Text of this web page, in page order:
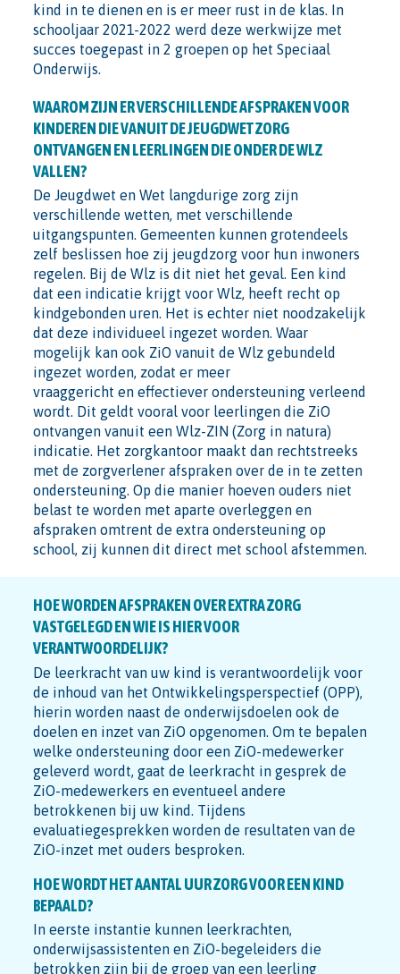
kind in te dienen en is er meer rust in de klas. In
schooljaar 2021-2022 werd deze werkwijze met
succes toegepast in 2 groepen op het Speciaal
Onderwijs.
WAAROM ZIJN ER VERSCHILLENDE AFSPRAKEN VOOR
KINDEREN DIE VANUIT DE JEUGDWET ZORG
ONTVANGEN EN LEERLINGEN DIE ONDER DE WLZ
VALLEN?
De Jeugdwet en Wet langdurige zorg zijn
verschillende wetten, met verschillende
uitgangspunten. Gemeenten kunnen grotendeels
zelf beslissen hoe zij jeugdzorg voor hun inwoners
regelen. Bij de Wlz is dit niet het geval. Een kind
dat een indicatie krijgt voor Wlz, heeft recht op
kindgebonden uren. Het is echter niet noodzakelijk
dat deze individueel ingezet worden. Waar
mogelijk kan ook ZiO vanuit de Wlz gebundeld
ingezet worden, zodat er meer
vraaggericht en effectiever ondersteuning verleend
wordt. Dit geldt vooral voor leerlingen die ZiO
ontvangen vanuit een Wlz-ZIN (Zorg in natura)
indicatie. Het zorgkantoor maakt dan rechtstreeks
met de zorgverlener afspraken over de in te zetten
ondersteuning. Op die manier hoeven ouders niet
belast te worden met aparte overleggen en
afspraken omtrent de extra ondersteuning op
school, zij kunnen dit direct met school afstemmen.
HOE WORDEN AFSPRAKEN OVER EXTRA ZORG
VASTGELEGD EN WIE IS HIER VOOR
VERANTWOORDELIJK?
De leerkracht van uw kind is verantwoordelijk voor
de inhoud van het Ontwikkelingsperspectief (OPP),
hierin worden naast de onderwijsdoelen ook de
doelen en inzet van ZiO opgenomen. Om te bepalen
welke ondersteuning door een ZiO-medewerker
geleverd wordt, gaat de leerkracht in gesprek de
ZiO-medewerkers en eventueel andere
betrokkenen bij uw kind. Tijdens
evaluatiegesprekken worden de resultaten van de
ZiO-inzet met ouders besproken.
HOE WORDT HET AANTAL UUR ZORG VOOR EEN KIND
BEPAALD?
In eerste instantie kunnen leerkrachten,
onderwijsassistenten en ZiO-begeleiders die
betrokken zijn bij de groep van een leerling